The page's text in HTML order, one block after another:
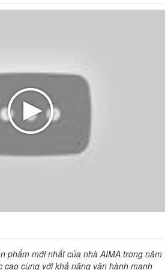
phẩm mới nhất của nhà AIMA trong năm
cao cùng với khả năng vận hành mạnh